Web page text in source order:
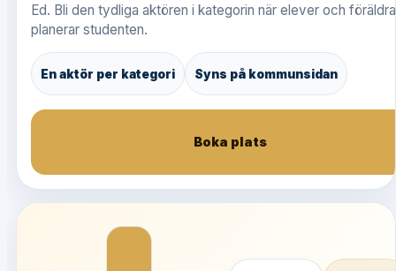
Ed. Bli den tydliga aktören i kategorin när elever och
planerar studenten.
En aktör per kategori Syns på kommunsidan
Boka plats